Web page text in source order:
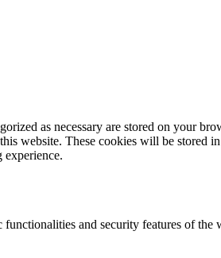
as necessary are stored on your
website. These cookies will be stored
experience.
and security features of the